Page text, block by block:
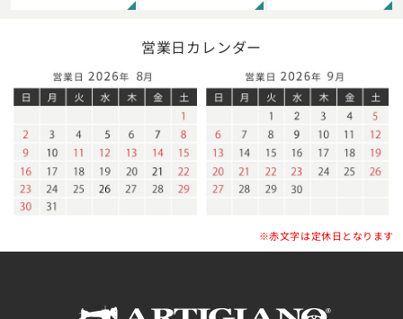
営業日カレンダー
※赤文字は定休日となります